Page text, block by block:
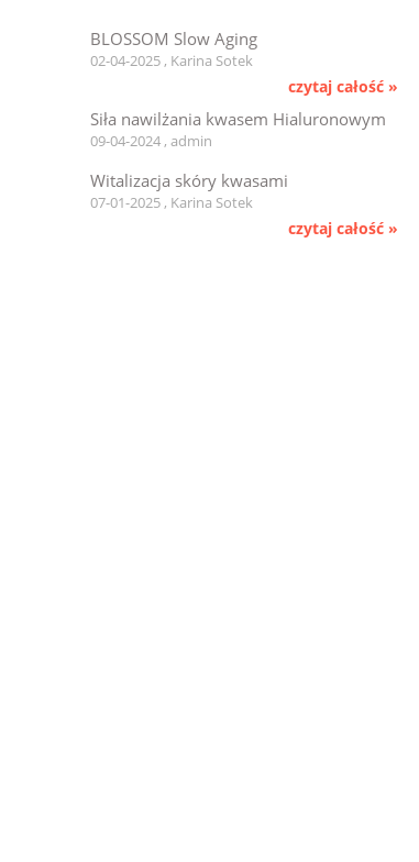
BLOSSOM Slow Aging
02-04-2025 , Karina Sotek
czytaj całość »
Siła nawilżania kwasem Hialuronowym
09-04-2024 , admin
Witalizacja skóry kwasami
07-01-2025 , Karina Sotek
czytaj całość »